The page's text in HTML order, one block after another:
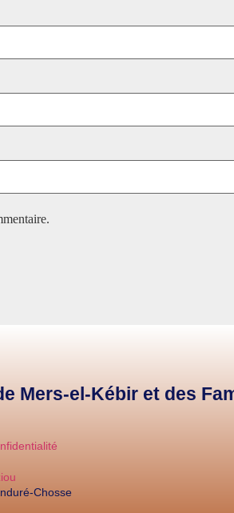
Mers-el-Kébir et des
Chosse